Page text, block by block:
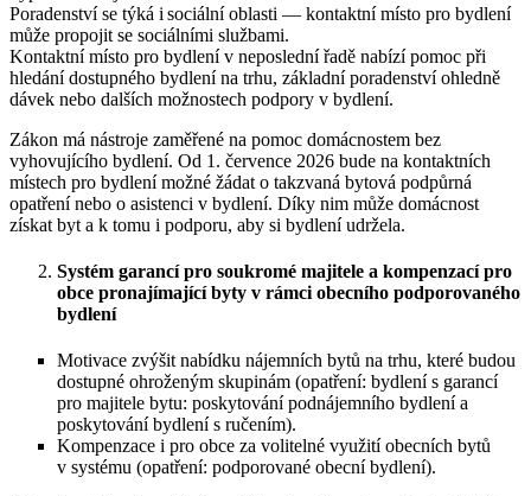
Poradenství se týká i sociální oblasti — kontaktní místo pro bydlení
může propojit se sociálními službami.
Kontaktní místo pro bydlení v neposlední řadě nabízí pomoc při
hledání dostupného bydlení na trhu, základní poradenství ohledně
dávek nebo dalších možnostech podpory v bydlení.
Zákon má nástroje zaměřené na pomoc domácnostem bez
vyhovujícího bydlení. Od 1. července 2026 bude na kontaktních
místech pro bydlení možné žádat o takzvaná bytová podpůrná
opatření nebo o asistenci v bydlení. Díky nim může domácnost
získat byt a k tomu i podporu, aby si bydlení udržela.
Systém garancí pro soukromé majitele a kompenzací pro
obce pronajímající byty v rámci obecního podporovaného
bydlení
Motivace zvýšit nabídku nájemních bytů na trhu, které budou
dostupné ohroženým skupinám (opatření: bydlení s garancí
pro majitele bytu: poskytování podnájemního bydlení a
poskytování bydlení s ručením).
Kompenzace i pro obce za volitelné využití obecních bytů
v systému (opatření: podporované obecní bydlení).